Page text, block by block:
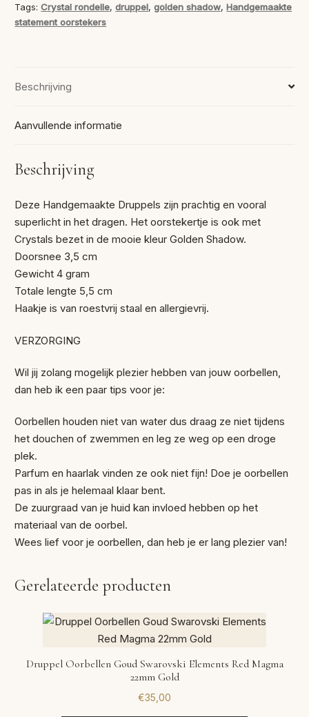
Tags:Crystal rondelle,druppel,golden shadow,Handgemaakte
statement oorstekers
Beschrijving
Aanvullende informatie
Beschrijving
Deze Handgemaakte Druppels zijn prachtig en vooral
superlicht in het dragen. Het oorstekertje is ook met
Crystals bezet in de mooie kleur Golden Shadow.
Doorsnee 3,5 cm
Gewicht 4 gram
Totale lengte 5,5 cm
Haakje is van roestvrij staal en allergievrij.
VERZORGING
Wil jij zolang mogelijk plezier hebben van jouw oorbellen,
dan heb ik een paar tips voor je:
Oorbellen houden niet van water dus draag ze niet tijdens
het douchen of zwemmen en leg ze weg op een droge
plek.
Parfum en haarlak vinden ze ook niet fijn! Doe je oorbellen
pas in als je helemaal klaar bent.
De zuurgraad van je huid kan invloed hebben op het
materiaal van de oorbel.
Wees lief voor je oorbellen, dan heb je er lang plezier van!
Gerelateerde producten
Druppel Oorbellen Goud Swarovski Elements Red Magma
22mm Gold
€35,00